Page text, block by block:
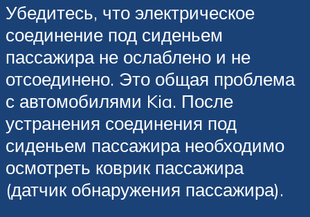
Убедитесь, что электрическое
соединение под сиденьем
пассажира не ослаблено и не
отсоединено. Это общая проблема
с автомобилями Kia. После
устранения соединения под
сиденьем пассажира необходимо
осмотреть коврик пассажира
(датчик обнаружения пассажира).